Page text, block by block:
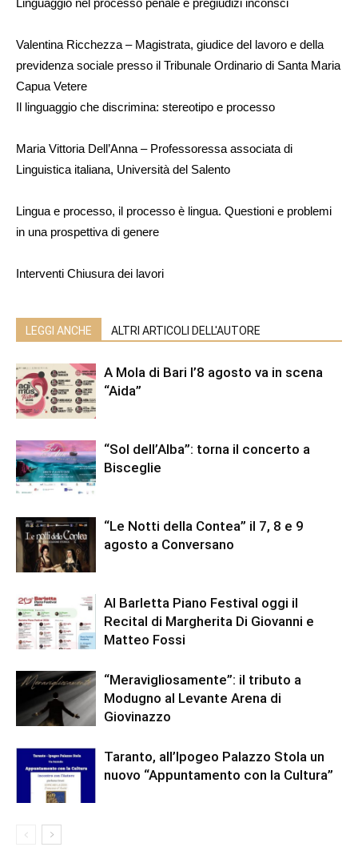
Linguaggio nel processo penale e pregiudizi inconsci
Valentina Ricchezza – Magistrata, giudice del lavoro e della
previdenza sociale presso il Tribunale Ordinario di Santa Maria
Capua Vetere
Il linguaggio che discrimina: stereotipo e processo
Maria Vittoria Dell’Anna – Professoressa associata di
Linguistica italiana, Università del Salento
Lingua e processo, il processo è lingua. Questioni e problemi
in una prospettiva di genere
Interventi Chiusura dei lavori
LEGGI ANCHE ALTRI ARTICOLI DELL'AUTORE
A Mola di Bari l’8 agosto va in scena
“Aida”
“Sol dell’Alba”: torna il concerto a
Bisceglie
“Le Notti della Contea” il 7, 8 e 9
agosto a Conversano
Al Barletta Piano Festival oggi il
Recital di Margherita Di Giovanni e
Matteo Fossi
“Meravigliosamente”: il tributo a
Modugno al Levante Arena di
Giovinazzo
Taranto, all’Ipogeo Palazzo Stola un
nuovo “Appuntamento con la Cultura”